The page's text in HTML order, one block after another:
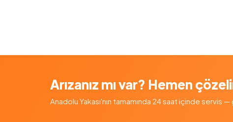
Arızanız mı var? Hemen
Anadolu Yakası'nın tamamında 24 saat içinde servis